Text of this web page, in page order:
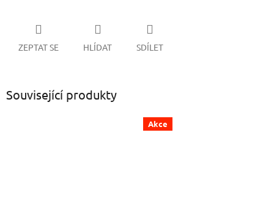
ZEPTAT SE HLÍDAT SDÍLET
Související produkty
Akce